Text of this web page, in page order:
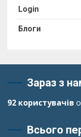
Login
Блоги
Зараз з
92 користувачів
Всього